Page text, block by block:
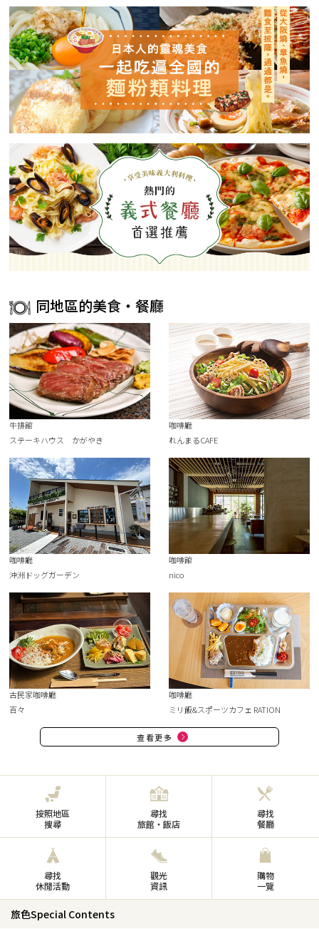
同地區的美食・餐廳
牛排館
ステーキハウス かがやき
咖啡廳
れんまるCAFE
咖啡廳
沖洲ドッグガーデン
咖啡館
nico
古民家咖啡廳
百々
咖啡廳
ミリ飯&スポーツカフェ RATION
查看更多
按照地區
搜尋
尋找
旅館・飯店
尋找
餐廳
尋找
休閒活動
觀光
資訊
購物
一覽
旅色Special Contents